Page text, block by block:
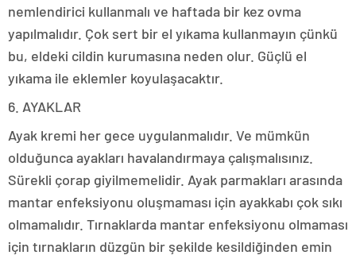
nemlendirici kullanmalı ve haftada bir kez ovma
yapılmalıdır. Çok sert bir el yıkama kullanmayın çünkü
bu, eldeki cildin kurumasına neden olur. Güçlü el
yıkama ile eklemler koyulaşacaktır.
6. AYAKLAR
Ayak kremi her gece uygulanmalıdır. Ve mümkün
olduğunca ayakları havalandırmaya çalışmalısınız.
Sürekli çorap giyilmemelidir. Ayak parmakları arasında
mantar enfeksiyonu oluşmaması için ayakkabı çok sıkı
olmamalıdır. Tırnaklarda mantar enfeksiyonu olmaması
için tırnakların düzgün bir şekilde kesildiğinden emin